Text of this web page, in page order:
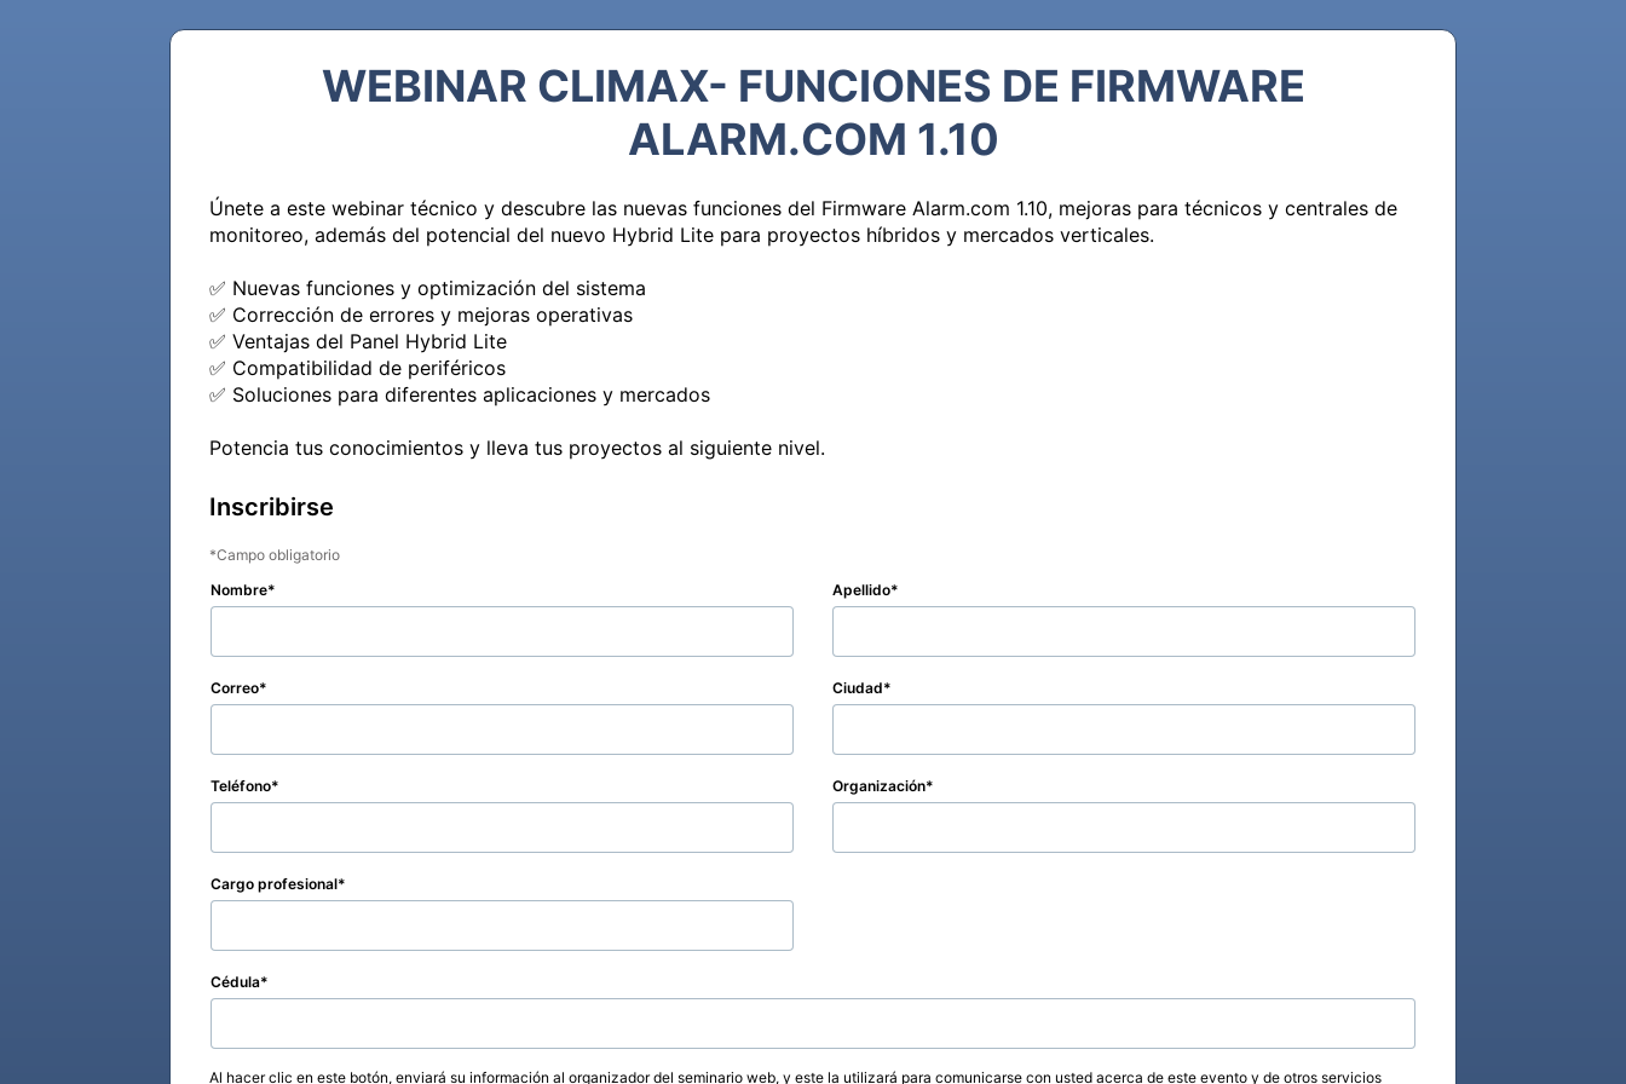
WEBINAR CLIMAX- FUNCIONES DE FIRMWARE
ALARM.COM 1.10
Únete a este webinar técnico y descubre las nuevas funciones del Firmware Alarm.com 1.10, mejoras para técnicos y centrales de
monitoreo, además del potencial del nuevo Hybrid Lite para proyectos híbridos y mercados verticales.
✅ Nuevas funciones y optimización del sistema
✅ Corrección de errores y mejoras operativas
✅ Ventajas del Panel Hybrid Lite
✅ Compatibilidad de periféricos
✅ Soluciones para diferentes aplicaciones y mercados
Potencia tus conocimientos y lleva tus proyectos al siguiente nivel.
Inscribirse
Campo obligatorio
Nombre
Apellido
Correo Ciudad
Teléfono Organización
Cargo profesional
Cédula
Al hacer clic en este botón, enviará su información al organizador del seminario web, y este la utilizará para comunicarse con usted acerca de este evento y de otros servicios